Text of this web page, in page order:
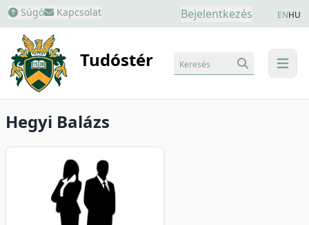
Súgó Kapcsolat Bejelentkezés ENHU
Tudóstér menu
Keresés
Hegyi Balázs